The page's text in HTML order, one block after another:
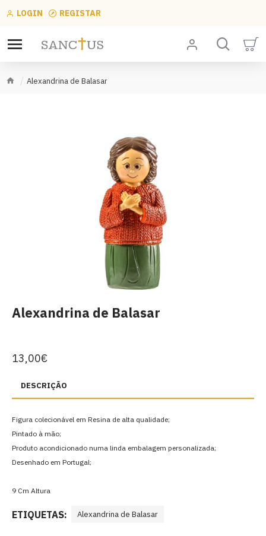
LOGIN REGISTAR
Alexandrina de Balasar
Alexandrina de Balasar
13,00€
DESCRIÇÃO
Figura colecionável em Resina de alta qualidade;
Pintado à mão;
Produto acondicionado numa linda embalagem personalizada;
Desenhado em Portugal;
9 Cm Altura
ETIQUETAS: Alexandrina de Balasar